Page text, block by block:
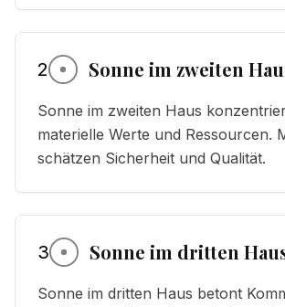
2 Sonne im zweiten
Sonne im zweiten Haus
materielle Werte und Ressourcen.
schätzen Sicherheit und Qualität.
3 Sonne im dritten
Sonne im dritten Haus betont